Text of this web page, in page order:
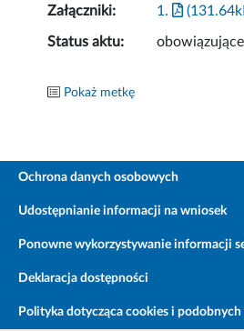
Załączniki: 1.
Status aktu: obowiązujące
Pokaż metkę
Ochrona danych osobowych
Udostępnianie informacji na wniosek
Ponowne wykorzystywanie informacji
Deklaracja dostępności
Polityka dotycząca cookies i